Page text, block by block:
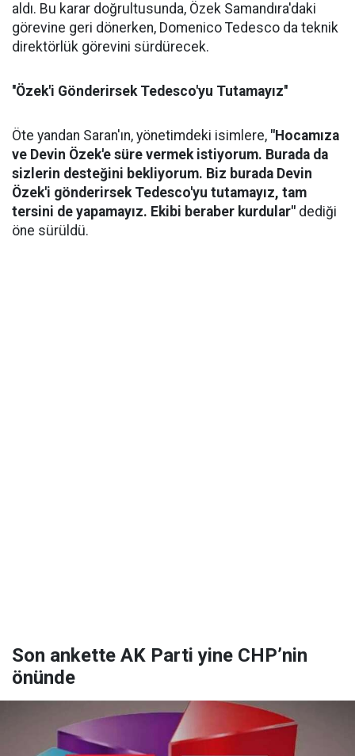
aldı. Bu karar doğrultusunda, Özek Samandıra'daki
görevine geri dönerken, Domenico Tedesco da teknik
direktörlük görevini sürdürecek.
''Özek'i Gönderirsek Tedesco'yu Tutamayız''
Öte yandan Saran'ın, yönetimdeki isimlere, "Hocamıza
ve Devin Özek'e süre vermek istiyorum. Burada da
sizlerin desteğini bekliyorum. Biz burada Devin
Özek'i gönderirsek Tedesco'yu tutamayız, tam
tersini de yapamayız. Ekibi beraber kurdular" dediği
öne sürüldü.
Son ankette AK Parti yine CHP’nin
önünde